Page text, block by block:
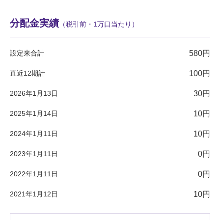
分配金実績（税引前・1万口当たり）
設定来合計 580円
直近12期計 100円
2026年1月13日 30円
2025年1月14日 10円
2024年1月11日 10円
2023年1月11日 0円
2022年1月11日 0円
2021年1月12日 10円